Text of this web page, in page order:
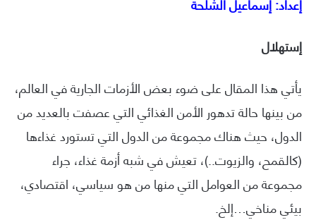
إستهلال
يأتي هذا المقال على ضوء بعض الأزمات الجارية في العالم،
من بينها حالة تدهور الأمن الغذائي التي عصفت بالعديد من
الدول، حيث هناك مجموعة من الدول التي تستورد غذاءها
(كالقمح، والزيوت..)، تعيش في شبه أزمة غذاء، جراء
مجموعة من العوامل التي منها من هو سياسي، اقتصادي،
بيئي مناخي…إلخ.